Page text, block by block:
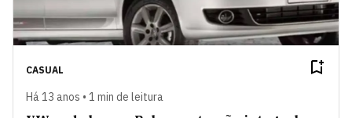
CASUAL
Há 13 anos • 1 min de leitura